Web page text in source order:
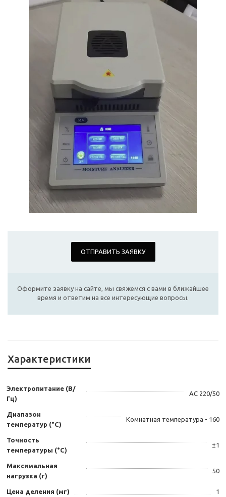
ОТПРАВИТЬ ЗАЯВКУ
Оформите заявку на сайте, мы свяжемся с вами в ближайшее
время и ответим на все интересующие вопросы.
Характеристики
Электропитание (В/
Гц)
AC 220/50
Диапазон
температур (°C)
Комнатная температура - 160
Точность
температуры (°C)
±1
Максимальная
нагрузка (г)
50
Цена деления (мг) 1